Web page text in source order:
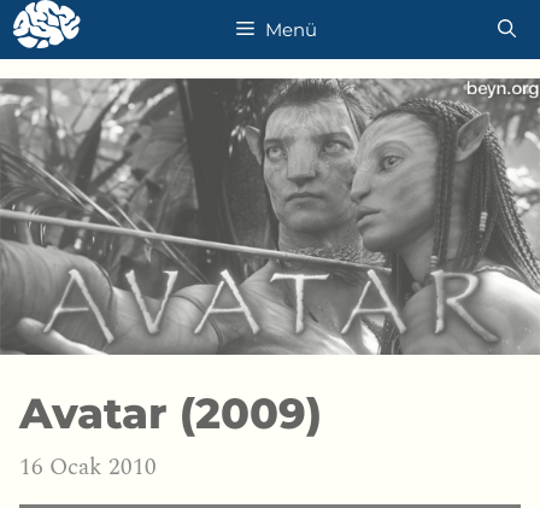
İçeriğe
atla
Menü
Avatar (2009)
16 Ocak 2010